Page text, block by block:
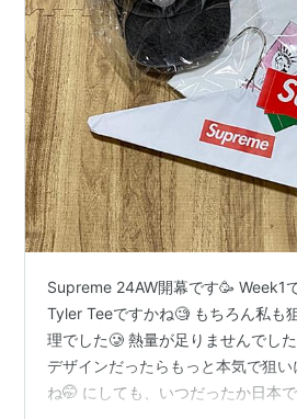
Supreme 24AW開幕です🥳 Week1
Tyler Teeですかね🧐 もちろん私も
理でした🥲 熱量が足りませんでし
デザインだったらもっと本気で狙
ね🤭 にしても、いつだったか日本